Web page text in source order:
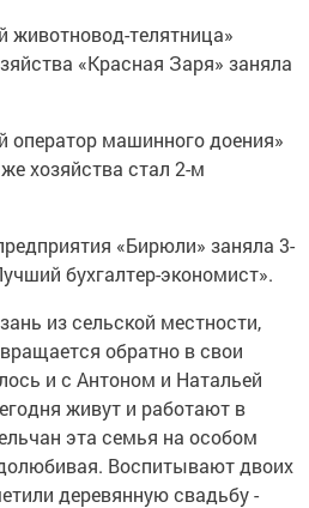
телятница»
«Красная Заря» заняла
оператор машинного доения»
хозяйства стал 2-м
«Бирюли» заняла 3-
бухгалтер-экономист».
из сельской местности,
обратно в свои
и с Антоном и Натальей
живут и работают в
эта семья на особом
Воспитывают двоих
деревянную свадьбу -